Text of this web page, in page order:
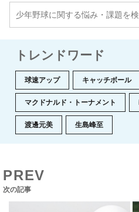
トレンドワード
球速アップ キャッチボール
マクドナルド・トーナメント
渡邊元美 生島峰至
PREV
次の記事